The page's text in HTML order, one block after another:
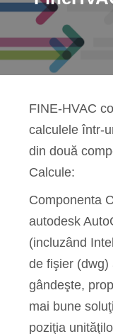
FINE-HVAC
calculele într-
din două
Calcule:
Componenta
autodesk
(incluzând
de fişier (dwg)
gândeşte,
mai bune
poziţia